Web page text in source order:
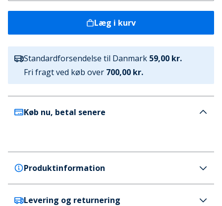
Læg i kurv
Standardforsendelse til Danmark 59,00 kr.
Fri fragt ved køb over 700,00 kr.
Køb nu, betal senere
Produktinformation
French Connection
Levering og returnering